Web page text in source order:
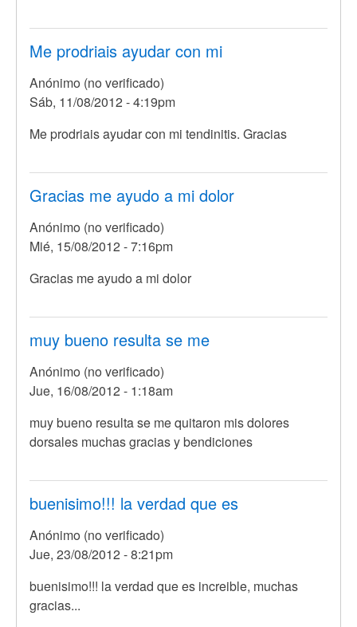
Me prodriais ayudar con mi
Anónimo (no verificado)
Sáb, 11/08/2012 - 4:19pm
Me prodriais ayudar con mi tendinitis. Gracias
Gracias me ayudo a mi dolor
Anónimo (no verificado)
Mié, 15/08/2012 - 7:16pm
Gracias me ayudo a mi dolor
muy bueno resulta se me
Anónimo (no verificado)
Jue, 16/08/2012 - 1:18am
muy bueno resulta se me quitaron mis dolores
dorsales muchas gracias y bendiciones
buenisimo!!! la verdad que es
Anónimo (no verificado)
Jue, 23/08/2012 - 8:21pm
buenisimo!!! la verdad que es increible, muchas
gracias...